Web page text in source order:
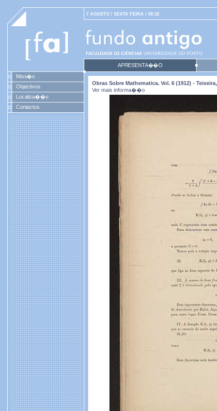
7 AGOSTO / SEXTA FEIRA / 00:32
APRESENTA��O
Miss�o
Objectivos
Localiza��o
Contactos
Obras Sobre Mathematica. Vol. 6 (1912) -
Ver mais informa��o